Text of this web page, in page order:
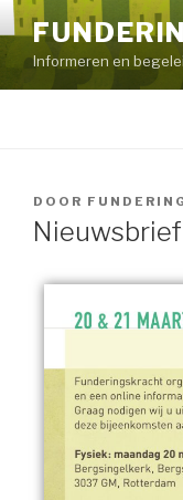
Informeren en
DOOR